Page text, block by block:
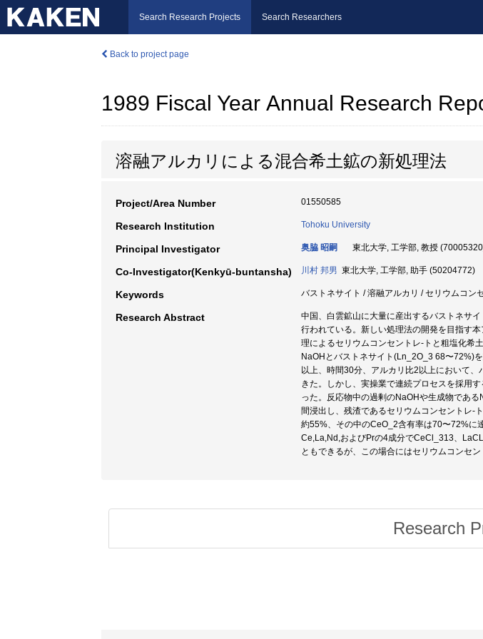
Search Research Projects Search Researchers
Back to project page
1989 Fiscal Year Annual Research
溶融アルカリによる混合希土鉱の新処理法
Project/Area Number 01550585
Research Institution Tohoku University
Principal Investigator 奥脇 昭嗣 東北大学, 工学部, 教授
Co-Investigator(Kenkyū-buntansha) 川村 邦男 東北大学, 工学部, 助手 (50204772)
Keywords バストネサイト / 溶融アルカリ / セリウムコン
Research Abstract
中国、白雲鉱山に大量に産出するバストネサ
行われている。新しい処理法の開発を目指す
理によるセリウムコンセントレ-トと粗塩化希
NaOHとバストネサイト(Ln_2O_3 68〜72%)
以上、時間30分、アルカリ比2以上において
きた。しかし、実操業で連続プロセスを採用
った。反応物中の過剰のNaOHや生成物であ
間浸出し、残渣であるセリウムコンセントレ-
約55%、その中のCeO_2含有率は70〜72%に
Ce,La,Nd,およびPrの4成分でCeCl_313、
ともできるが、この場合にはセリウムコンセ
Research